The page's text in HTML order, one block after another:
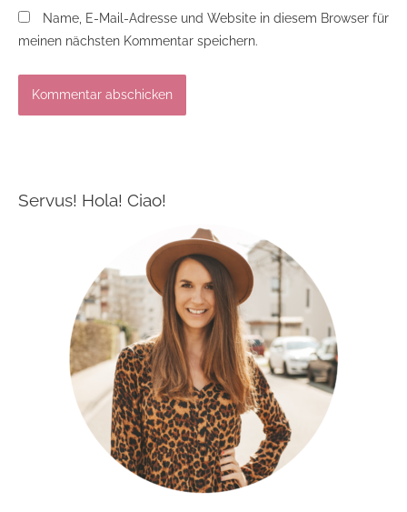
Name, E-Mail-Adresse und Website in diesem Browser für
meinen nächsten Kommentar speichern.
Servus! Hola! Ciao!